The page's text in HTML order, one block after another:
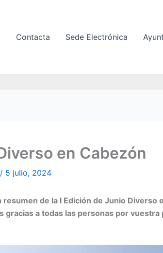
Contacta Sede Electrónica
en Cabezón
/ 5 julio, 2024
resumen de la I Edición de Junio Diverso
gracias a todas las personas por